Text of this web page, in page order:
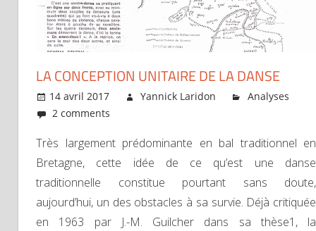
LA CONCEPTION UNITAIRE DE LA DANSE
14 avril 2017 Yannick Laridon
Analyses
2 comments
Très largement prédominante en bal traditionnel en
Bretagne, cette idée de ce qu’est une danse
traditionnelle constitue pourtant sans doute,
aujourd’hui, un des obstacles à sa survie. Déjà critiquée
en 1963 par J.-M. Guilcher dans sa thèse1, la